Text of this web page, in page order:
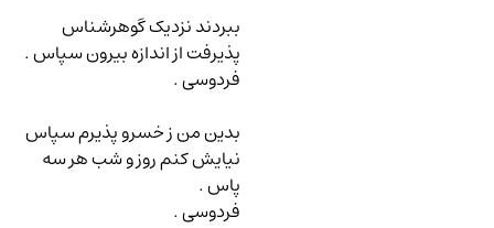
ببردند نزدیک گوهرشناس
پذیرفت از اندازه بیرون سپاس .
فردوسی .
بدین من ز خسرو پذیرم سپاس
نیایش کنم روز و شب هر سه
پاس .
فردوسی .